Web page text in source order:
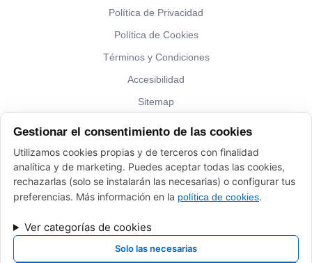
Política de Privacidad
Política de Cookies
Términos y Condiciones
Accesibilidad
Sitemap
Vinos El Peso: (+34) 941 226 120
elpeso@vinoyalgomas.com
Gestionar el consentimiento de las cookies
Utilizamos cookies propias y de terceros con finalidad
analítica y de marketing. Puedes aceptar todas las cookies,
rechazarlas (solo se instalarán las necesarias) o configurar tus
preferencias. Más información en la política de cookies.
Ver categorías de cookies
Solo las necesarias